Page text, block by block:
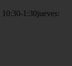
1:30jueves: